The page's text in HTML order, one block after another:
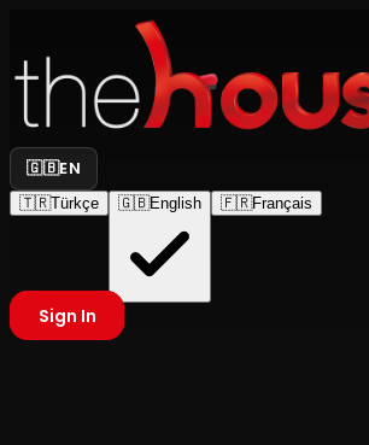
🇬🇧EN
🇹🇷Türkçe 🇬🇧English 🇫🇷Français
Sign In